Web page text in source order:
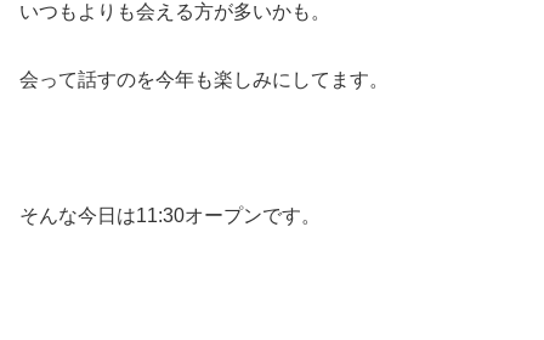
いつもよりも会える方が多いかも。
会って話すのを今年も楽しみにしてます。
そんな今日は11:30オープンです。